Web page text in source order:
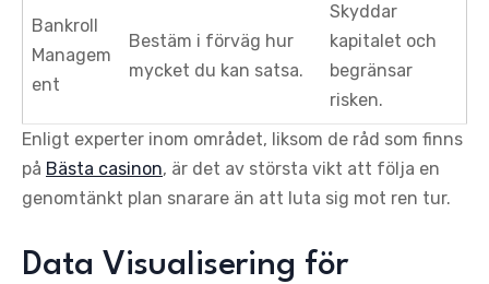
Bankroll
Managem
ent
Bestäm i förväg hur
mycket du kan satsa.
Skyddar
kapitalet och
begränsar
risken.
Enligt experter inom området, liksom de råd som finns
på Bästa casinon, är det av största vikt att följa en
genomtänkt plan snarare än att luta sig mot ren tur.
Data Visualisering för